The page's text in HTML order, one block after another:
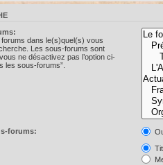
dans le(s)quel(s) vous
Les sous-forums sont
ne désactivez pas l’option ci-
les sous-forums”.
forums: